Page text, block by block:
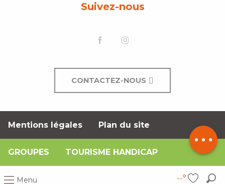
Menu --°
Tarifs
Suivez-nous
CONTACTEZ-NOUS
Mentions légales Plan du site
GROUPES TOURISME HANDICAP